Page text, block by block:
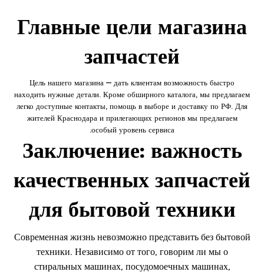
Главные цели магазина
запчастей
Цель нашего магазина — дать клиентам возможность быстро
находить нужные детали. Кроме обширного каталога, мы предлагаем
легко доступные контакты, помощь в выборе и доставку по РФ. Для
жителей Краснодара и прилегающих регионов мы предлагаем
особый уровень сервиса.
Заключение: важность
качественных запчастей
для бытовой техники
Современная жизнь невозможно представить без бытовой
техники. Независимо от того, говорим ли мы о
стиральных машинах, посудомоечных машинах,